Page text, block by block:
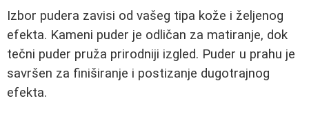
Izbor pudera zavisi od vašeg tipa kože i željenog
efekta. Kameni puder je odličan za matiranje, dok
tečni puder pruža prirodniji izgled. Puder u prahu je
savršen za finiširanje i postizanje dugotrajnog
efekta.